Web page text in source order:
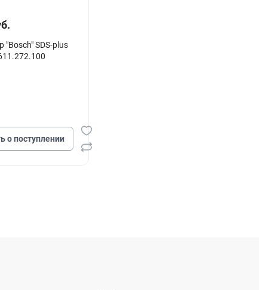
"Bosch" SDS-plus
о поступлении